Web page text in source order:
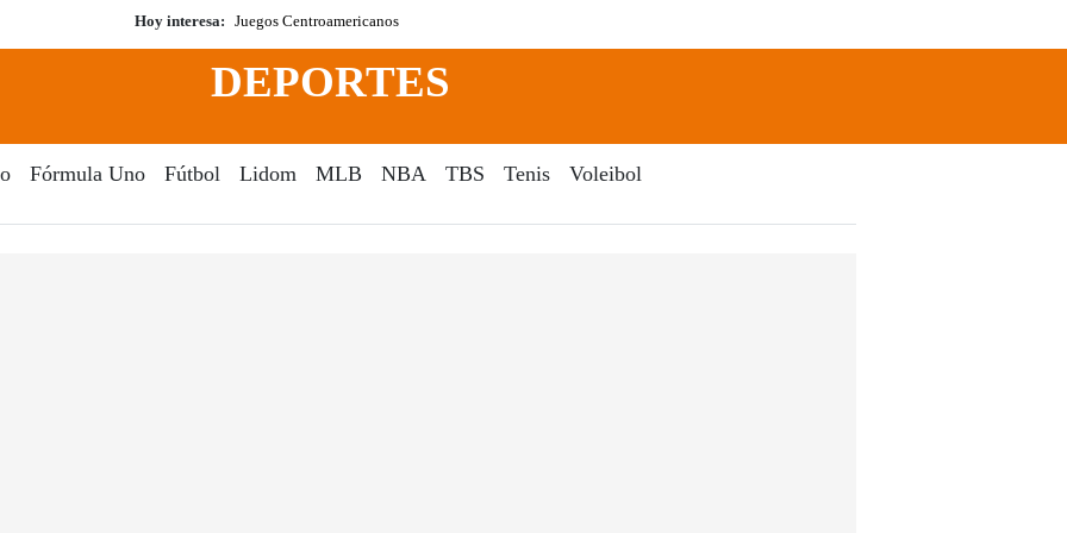
Hoy interesa: Juegos Centroamericanos
Search
DEPORTES
Fórmula Uno Fútbol Lidom MLB NBA TBS Tenis Voleibol